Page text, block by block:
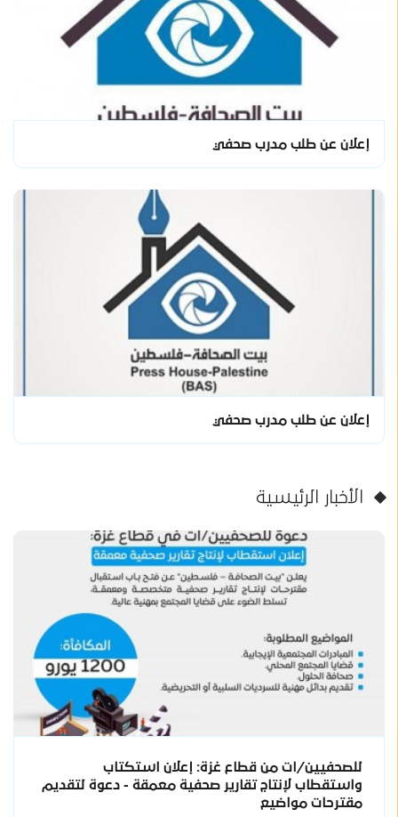
إعلان عن طلب مدرب صحفي
إعلان عن طلب مدرب صحفي
الأخبار الرئيسية
للصحفيين/ات من قطاع غزة: إعلان استكتاب
واستقطاب لإنتاج تقارير صحفية معمقة - دعوة لتقديم
مقترحات مواضيع